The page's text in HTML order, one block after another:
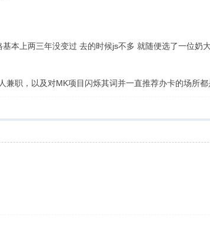
上两三年没变过 去的时候js不多 就随便选了一位奶
兼职，以及对MK项目闪烁其词并一直推荐办卡的场所